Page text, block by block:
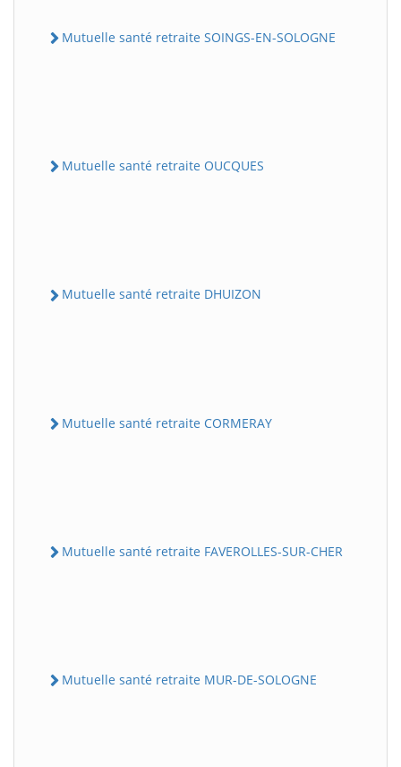
Mutuelle santé retraite SOINGS-EN-SOLOGNE
Mutuelle santé retraite OUCQUES
Mutuelle santé retraite DHUIZON
Mutuelle santé retraite CORMERAY
Mutuelle santé retraite FAVEROLLES-SUR-CHER
Mutuelle santé retraite MUR-DE-SOLOGNE